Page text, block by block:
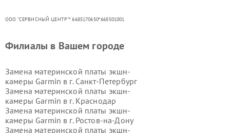
ООО "СЕРВИСНЫЙ ЦЕНТР"* 6685170650*668501001
Филиалы в Вашем городе
Замена материнской платы экшн-
камеры Garmin в г. Санкт-Петербург
Замена материнской платы экшн-
камеры Garmin в г. Краснодар
Замена материнской платы экшн-
камеры Garmin в г. Ростов-на-Дону
Замена материнской платы экшн-